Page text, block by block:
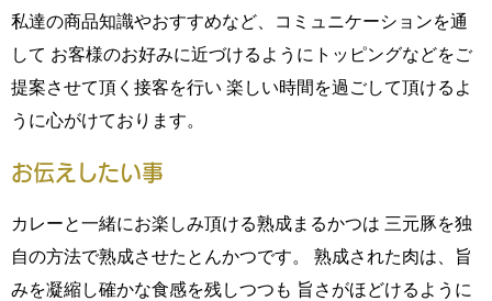
私達の商品知識やおすすめなど、コミュニケーションを通
して お客様のお好みに近づけるようにトッピングなどをご
提案させて頂く接客を行い 楽しい時間を過ごして頂けるよ
うに心がけております。
お伝えしたい事
カレーと一緒にお楽しみ頂ける熟成まるかつは 三元豚を独
自の方法で熟成させたとんかつです。 熟成された肉は、旨
みを凝縮し確かな食感を残しつつも 旨さがほどけるように